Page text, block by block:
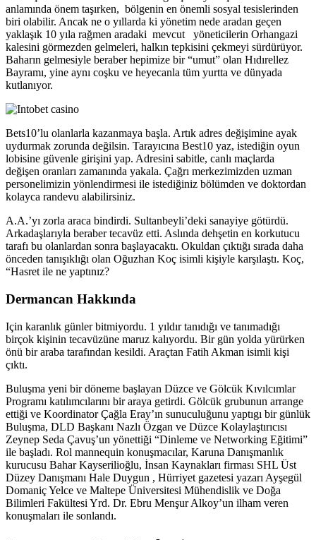
anlamında önem taşırken, bölgenin en önemli sosyal tesislerinden
biri olabilir. Ancak ne o yıllarda ki yönetim nede aradan geçen
yaklaşık 10 yıla rağmen aradaki mevcut yöneticilerin Orhangazi
kalesini görmezden gelmeleri, halkın tepkisini çekmeyi sürdürüyor.
Baharın gelmesiyle beraber hepimize bir “umut” olan Hıdırellez
Bayramı, yine aynı coşku ve heyecanla tüm yurtta ve dünyada
kutlanıyor.
Bets10’lu olanlarla kazanmaya başla. Artık adres değişimine ayak
uydurmak zorunda değilsin. Tarayıcına Best10 yaz, istediğin oyun
lobisine güvenle girişini yap. Adresini sabitle, canlı maçlarda
değişen oranları zamanında yakala. Çağrı merkezimizden uzman
personelimizin yönlendirmesi ile istediğiniz bölümden ve doktordan
kolayca randevu alabilirsiniz.
A.A.’yı zorla araca bindirdi. Sultanbeyli’deki sanayiye götürdü.
Arkadaşlarıyla beraber tecavüz etti. Aslında dehşetin en korkutucu
tarafı bu olanlardan sonra başlayacaktı. Okuldan çıktığı sırada daha
önceden tanışıklığı olan Oğuzhan Koç isimli kişiyle karşılaştı. Koç,
“Hasret ile ne yaptınız?
Dermancan Hakkında
Için karanlık günler bitmiyordu. 1 yıldır tanıdığı ve tanımadığı
birçok kişinin tecavüzüne maruz kalıyordu. Bir gün yolda yürürken
önü bir araba tarafından kesildi. Araçtan Fatih Akman isimli kişi
çıktı.
Buluşma yeni bir döneme başlayan Düzce ve Gölcük Kıvılcımlar
Programı katılımcılarını bir araya getirdi. Gölcük grubunun arrange
ettiği ve Koordinator Çağla Eray’ın sunuculuğunu yaptıgı bir günlük
Buluşma, DLD Başkanı Nazlı Özgan ve Düzce Kolaylaştırıcısı
Zeynep Seda Çavuş’un yönettiği “Dinleme ve Networking Eğitimi”
ile başladı. Rol mannequin konuşmacılar, Karuna Danışmanlık
kurucusu Bahar Kayserilioğlu, İnsan Kaynakları firması SHL Üst
Düzey Danışmanı Hale Duygun , Hürriyet gazetesi yazarı Ayşegül
Domaniç Yelce ve Maltepe Üniversitesi Mühendislik ve Doğa
Bilimleri Fakültesi Yrd. Dr. Ebru Menşur Alkoy’un ilham veren
konuşmaları ile sonlandı.